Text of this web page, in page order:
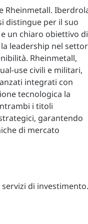
Rheinmetall.
distingue per il suo
un chiaro obiettivo di
leadership nel
Rheinmetall,
use civili e militari,
integrati con
tecnologica la
i titoli
garantendo
di mercato
di investimento.